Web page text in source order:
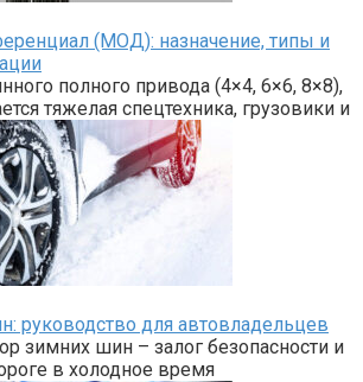
(МОД): назначение, типы и
полного привода (4×4, 6×6, 8×8),
тяжелая спецтехника, грузовики и
руководство для автовладельцев
зимних шин – залог безопасности и
в холодное время